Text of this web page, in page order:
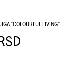
“COLOURFUL LIVING”
RSD